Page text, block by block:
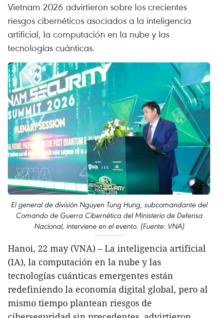
Vietnam 2026 advirtieron sobre los crecientes
riesgos cibernéticos asociados a la inteligencia
artificial, la computación en la nube y las
tecnologías cuánticas.
El general de división Nguyen Tung Hung, subcomandante del
Comando de Guerra Cibernética del Ministerio de Defensa
Nacional, interviene en el evento. (Fuente: VNA)
Hanoi, 22 may (VNA) – La inteligencia artificial
(IA), la computación en la nube y las
tecnologías cuánticas emergentes están
redefiniendo la economía digital global, pero al
mismo tiempo plantean riesgos de